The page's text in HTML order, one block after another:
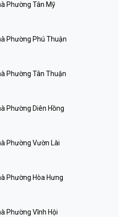
Phường Tân Mỹ
Phường Phú Thuận
Phường Tân Thuận
Phường Diên Hồng
Phường Vườn Lài
Phường Hòa Hưng
Phường Vĩnh Hội